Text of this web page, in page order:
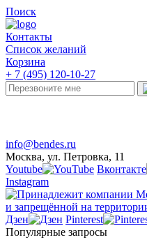
Поиск
Контакты
Список желаний
Корзина
+ 7 (495) 120-10-27
info@bendes.ru
Москва, ул. Петровка, 11
Youtube
Вконтакте
Instagram
Дзен
Pinterest
Популярные запросы